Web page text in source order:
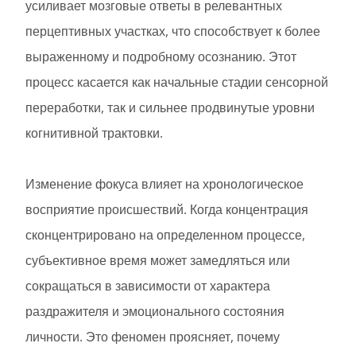
усиливает мозговые ответы в релевантных
перцептивных участках, что способствует к более
выраженному и подробному осознанию. Этот
процесс касается как начальные стадии сенсорной
переработки, так и сильнее продвинутые уровни
когнитивной трактовки.
Изменение фокуса влияет на хронологическое
восприятие происшествий. Когда концентрация
сконцентрировано на определенном процессе,
субъективное время может замедляться или
сокращаться в зависимости от характера
раздражителя и эмоционального состояния
личности. Это феномен проясняет, почему